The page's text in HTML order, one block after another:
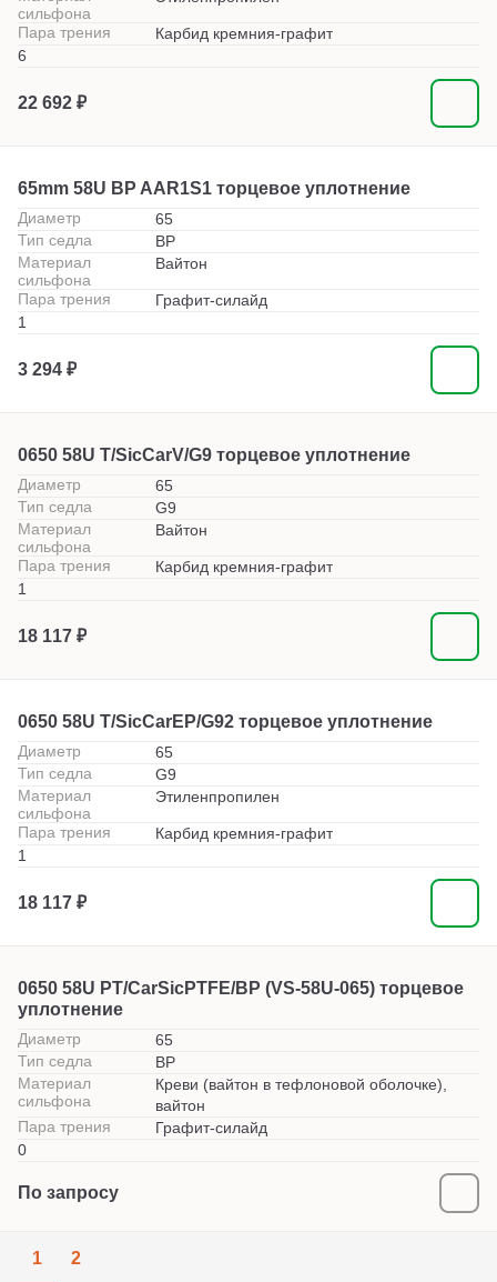
сильфона
Пара трения
Карбид кремния-графит
6
22 692 ₽
65mm 58U BP AAR1S1 торцевое уплотнение
Диаметр
65
Тип седла
BP
Материал
сильфона
Вайтон
Пара трения
Графит-силайд
1
3 294 ₽
0650 58U T/SicCarV/G9 торцевое уплотнение
Диаметр
65
Тип седла
G9
Материал
сильфона
Вайтон
Пара трения
Карбид кремния-графит
1
18 117 ₽
0650 58U T/SicCarEP/G92 торцевое уплотнение
Диаметр
65
Тип седла
G9
Материал
сильфона
Этиленпропилен
Пара трения
Карбид кремния-графит
1
18 117 ₽
0650 58U PT/CarSicPTFE/BP (VS-58U-065) торцевое
уплотнение
Диаметр
65
Тип седла
BP
Материал
сильфона
Креви (вайтон в тефлоновой оболочке),
вайтон
Пара трения
Графит-силайд
0
По запросу
1 2